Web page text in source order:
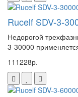
Rucelf SDV-3-
Недорогой
3-30000
111228р.